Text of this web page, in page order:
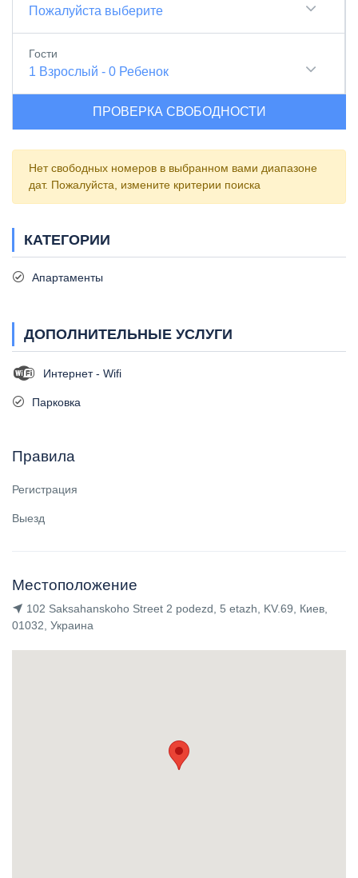
Пожалуйста выберите
Гости
1 Взрослый - 0 Ребенок
ПРОВЕРКА СВОБОДНОСТИ
Нет свободных номеров в выбранном вами диапазоне
дат. Пожалуйста, измените критерии поиска
КАТЕГОРИИ
Апартаменты
ДОПОЛНИТЕЛЬНЫЕ УСЛУГИ
Интернет - Wifi
Парковка
Правила
Регистрация
Выезд
Местоположение
102 Saksahanskoho Street 2 podezd, 5 etazh, KV.69, Киев,
01032, Украина